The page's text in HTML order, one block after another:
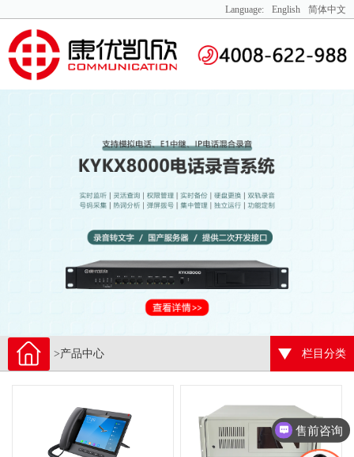
Language: English 简体中文
>产品中心 栏目分类
售前咨询